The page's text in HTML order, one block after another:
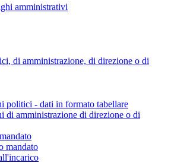
amministrativi
di amministrazione, di direzione o di
politici - dati in formato tabellare
di amministrazione di direzione o di
mandato